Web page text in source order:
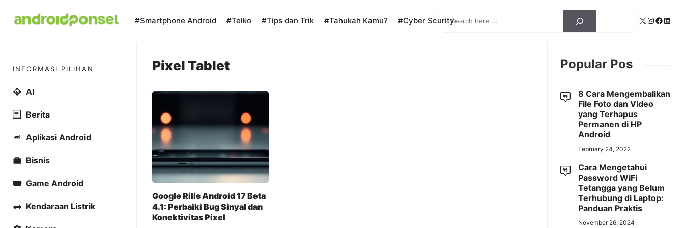
Search X Instagram
#Smartphone Android #Telko #Tips dan Trik #Tahukah Kamu? #Cyber Scurity
Pixel Tablet
Google Rilis Android 17 Beta
4.1: Perbaiki Bug Sinyal dan
Konektivitas Pixel
INFORMASI PILIHAN
AI
Berita
Aplikasi Android
Bisnis
Game Android
Kendaraan Listrik
Popular Pos
8 Cara Mengembalikan
File Foto dan Video
yang Terhapus
Permanen di HP
Android
February 24, 2022
Cara Mengetahui
Password WiFi
Tetangga yang Belum
Terhubung di Laptop:
Panduan Praktis
November 26, 2024